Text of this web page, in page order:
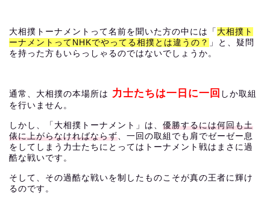
大相撲トーナメントって名前を聞いた方の中には「 大相撲ト
ーナメントってNHKでやってる相撲とは違うの？ 」と、疑問
を持った方もいらっしゃるのではないでしょうか。
通常、大相撲の本場所は 力士たちは一日に一回 しか取組
を行いません。
しかし、「大相撲トーナメント」は、 優勝するには何回も土
俵に上がらなければならず、一回の取組でも肩でゼーゼー息
をしてしまう力士たちにとってはトーナメント戦はまさに過
酷な戦いです。
そして、その過酷な戦いを制したものこそが真の王者に輝け
るのです。